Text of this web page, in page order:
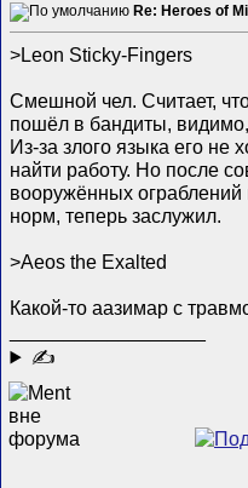
Re: Heroes of
>Leon Sticky-Fingers
Смешной чел. Считает,
пошёл в бандиты,
Из-за злого языка его не
найти работу. Но после
вооружённых ограблений
норм, теперь заслужил.
>Aeos the Exalted
Какой-то аазимар с
✍